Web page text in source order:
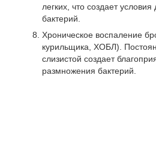
легких, что создает
бактерий.
Хроническое воспаление
курильщика, ХОБЛ).
слизистой создает
размножения бактерий.